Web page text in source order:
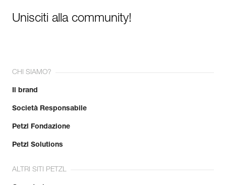
Unisciti alla community!
CHI SIAMO?
Il brand
Società Responsabile
Petzl Fondazione
Petzl Solutions
ALTRI SITI PETZL